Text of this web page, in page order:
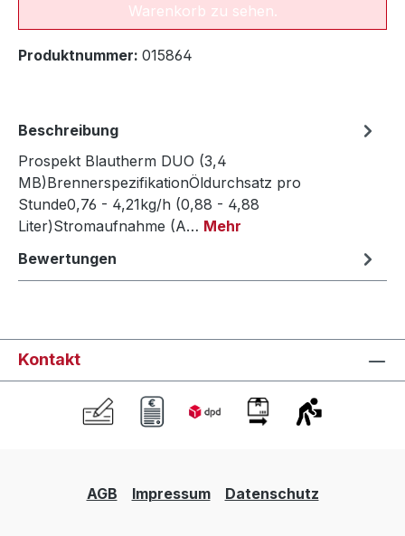
Warenkorb zu sehen.
Produktnummer: 015864
Beschreibung
Prospekt Blautherm DUO (3,4
MB)BrennerspezifikationÖldurchsatz pro
Stunde0,76 - 4,21kg/h (0,88 - 4,88
Liter)Stromaufnahme (A… Mehr
Bewertungen
Kontakt
AGB Impressum Datenschutz